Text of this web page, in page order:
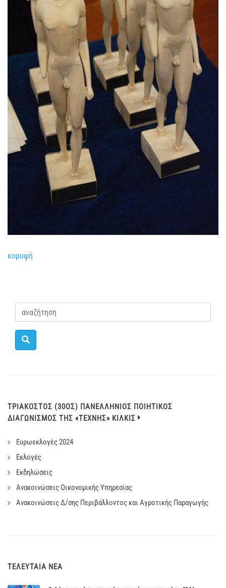
κορυφή
ΤΡΙΑΚΟΣΤΟΣ (30ΟΣ) ΠΑΝΕΛΛΗΝΙΟΣ ΠΟΙΗΤΙΚΟΣ
ΔΙΑΓΩΝΙΣΜΟΣ ΤΗΣ «ΤΕΧΝΗΣ» ΚΙΛΚΙΣ
Ευρωεκλογές 2024
Εκλογές
Εκδηλώσεις
Ανακοινώσεις Οικονομικής Υπηρεσίας
Ανακοινώσεις Δ/σης Περιβάλλοντος και Αγροτικής Παραγωγής
ΤΕΛΕΥΤΑΊΑ ΝΈΑ